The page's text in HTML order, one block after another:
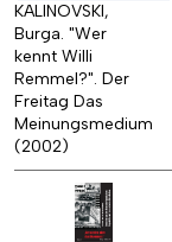
KALINOVSKI,
Burga. "Wer
kennt Willi
Remmel?". Der
Freitag Das
Meinungsmedium
(2002)